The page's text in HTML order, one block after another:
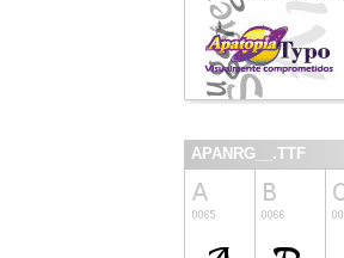
APANRG__.TTF